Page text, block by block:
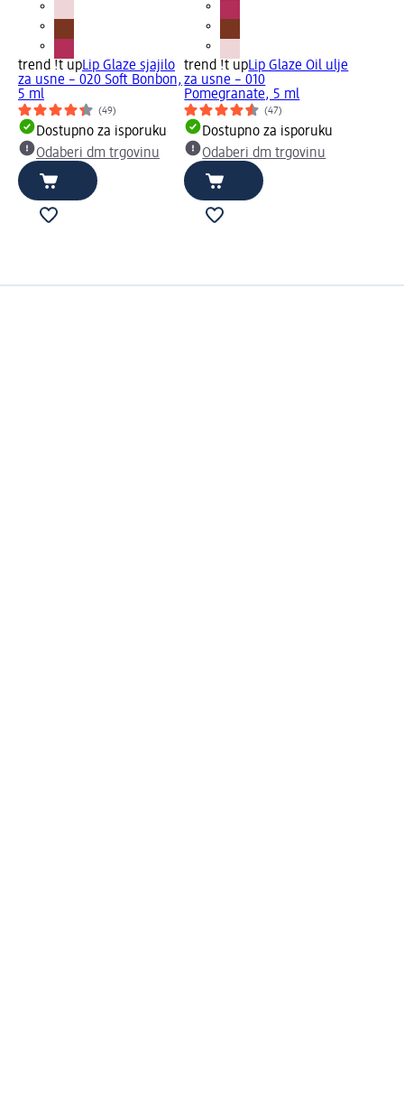
trend !t upLip Glaze sjajilo
za usne – 020 Soft Bonbon,
5 ml
(49)
Dostupno za isporuku
Odaberi dm trgovinu
trend !t upLip Glaze Oil ulje
za usne – 010
Pomegranate, 5 ml
(47)
Dostupno za isporuku
Odaberi dm trgovinu